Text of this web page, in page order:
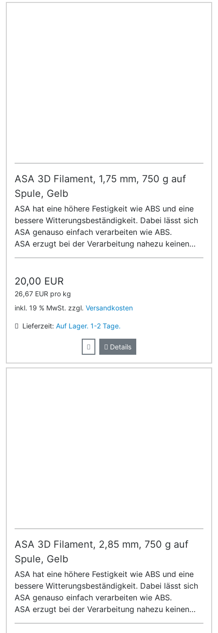
ASA 3D Filament, 1,75 mm, 750 g auf
Spule, Gelb
ASA hat eine höhere Festigkeit wie ABS und eine
bessere Witterungsbeständigkeit. Dabei lässt sich
ASA genauso einfach verarbeiten wie ABS.
ASA erzugt bei der Verarbeitung nahezu keinen
Geruch!
20,00 EUR
26,67 EUR pro kg
inkl. 19 % MwSt. zzgl. Versandkosten
Lieferzeit: Auf Lager. 1-2 Tage.
Details
ASA 3D Filament, 2,85 mm, 750 g auf
Spule, Gelb
ASA hat eine höhere Festigkeit wie ABS und eine
bessere Witterungsbeständigkeit. Dabei lässt sich
ASA genauso einfach verarbeiten wie ABS.
ASA erzugt bei der Verarbeitung nahezu keinen
Geruch!